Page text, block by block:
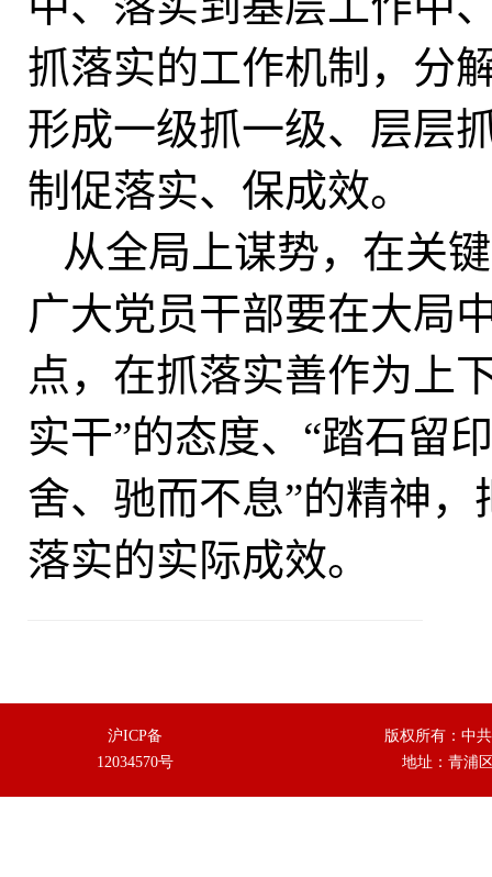
抓落实的工作机制，分
形成一级抓一级、层层
制促落实、保成效。
从全局上谋势，在关
广大党员干部要在大局
点，在抓落实善作为上
实干”的态度、“踏石留
舍、驰而不息”的精神
落实的实际成效。